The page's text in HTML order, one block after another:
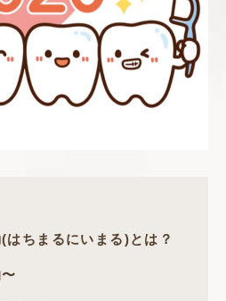
はちまるにいまる)とは？